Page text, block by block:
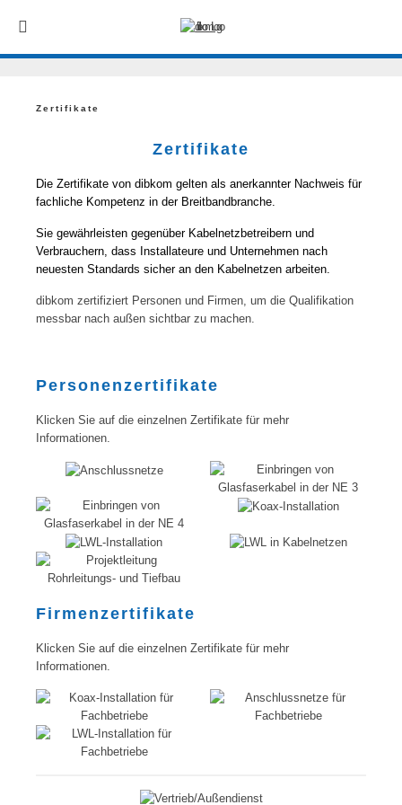
Zertifikate
Zertifikate
Die Zertifikate von dibkom gelten als anerkannter Nachweis für
fachliche Kompetenz in der Breitbandbranche.
Sie gewährleisten gegenüber Kabelnetzbetreibern und
Verbrauchern, dass Installateure und Unternehmen nach
neuesten Standards sicher an den Kabelnetzen arbeiten.
dibkom zertifiziert Personen und Firmen, um die Qualifikation
messbar nach außen sichtbar zu machen.
Personenzertifikate
Klicken Sie auf die einzelnen Zertifikate für mehr
Informationen.
Firmenzertifikate
Klicken Sie auf die einzelnen Zertifikate für mehr
Informationen.